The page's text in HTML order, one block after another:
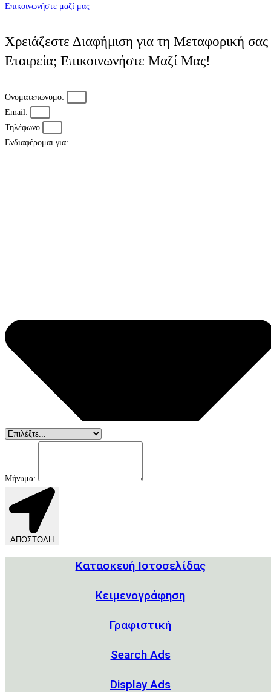
Επικοινωνήστε μαζί μας
Χρειάζεστε Διαφήμιση για τη Μεταφορική σας
Εταιρεία; Eπικοινωνήστε Μαζί Μας!
Ονοματεπώνυμο:
Email:
Τηλέφωνο
Ενδιαφέρομαι για:
Μήνυμα:
ΑΠΟΣΤΟΛΗ
Κατασκευή Ιστοσελίδας
Kειμενογράφηση
Γραφιστική
Search Ads
Display Ads